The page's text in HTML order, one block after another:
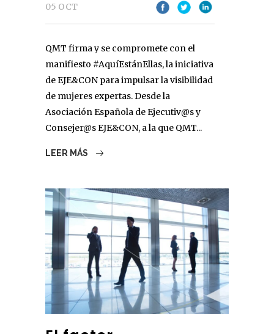
05 OCT
QMT firma y se compromete con el
manifiesto #AquíEstánEllas, la iniciativa
de EJE&CON para impulsar la visibilidad
de mujeres expertas. Desde la
Asociación Española de Ejecutiv@s y
Consejer@s EJE&CON, a la que QMT...
LEER MÁS